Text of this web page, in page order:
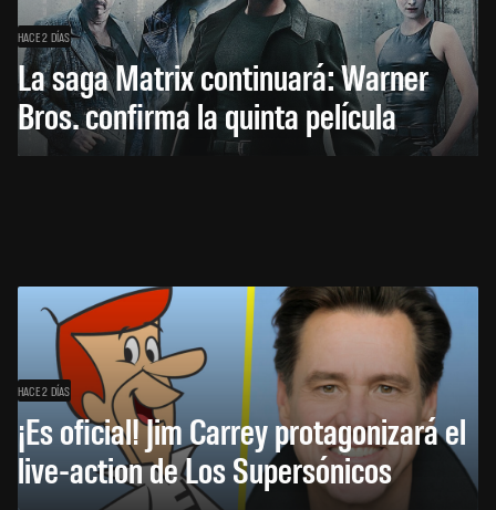
HACE 2 DÍAS
La saga Matrix continuará: Warner
Bros. confirma la quinta película
HACE 2 DÍAS
¡Es oficial! Jim Carrey protagonizará el
live-action de Los Supersónicos